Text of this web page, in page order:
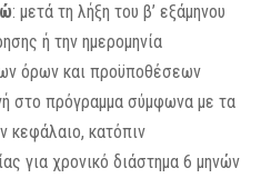
: μετά τη λήξη του β’ εξάμηνου
ή την ημερομηνία
όρων και προϋποθέσεων
στο πρόγραμμα σύμφωνα με τα
κεφάλαιο, κατόπιν
για χρονικό διάστημα 6 μηνών